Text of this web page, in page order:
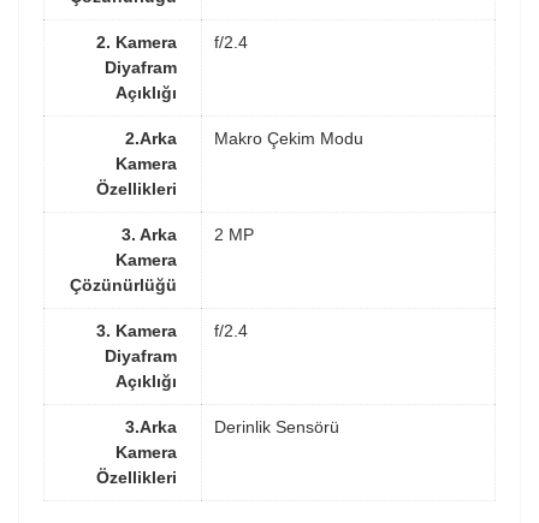
2. Kamera
Diyafram
Açıklığı
f/2.4
2.Arka
Kamera
Özellikleri
Makro Çekim Modu
3. Arka
Kamera
Çözünürlüğü
2 MP
3. Kamera
Diyafram
Açıklığı
f/2.4
3.Arka
Kamera
Özellikleri
Derinlik Sensörü